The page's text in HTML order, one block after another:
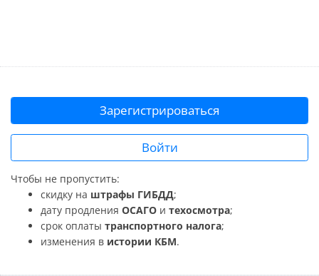
Зарегистрироваться
Войти
Чтобы не пропустить:
скидку на штрафы ГИБДД;
дату продления ОСАГО и техосмотра;
срок оплаты транспортного налога;
изменения в истории КБМ.